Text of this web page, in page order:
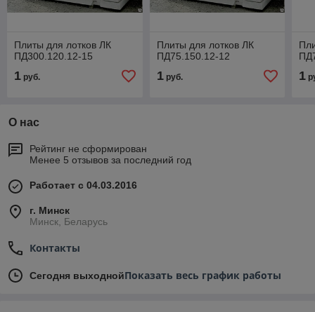
Плиты для лотков ЛК
ПД300.120.12-15
1 руб.
Плиты для лотков ЛК
ПД75.150.12-12
1руб. 1
О нас
Рейтинг не сформирован
Менее 5 отзывов за последний год
Работает с 04.03.2016
г. Минск
Минск, Беларусь
Контакты
Сегодня выходнойПоказать весь график работы